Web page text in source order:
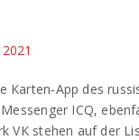
App des
ICQ,
VK stehen auf der